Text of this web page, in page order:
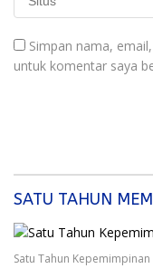
Simpan nama,
untuk komentar saya
SATU TAHUN
Satu Tahun